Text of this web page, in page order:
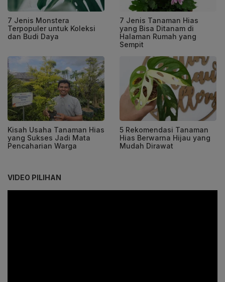
7 Jenis Monstera
Terpopuler untuk Koleksi
dan Budi Daya
7 Jenis Tanaman Hias
yang Bisa Ditanam di
Halaman Rumah yang
Sempit
Kisah Usaha Tanaman Hias
yang Sukses Jadi Mata
Pencaharian Warga
5 Rekomendasi Tanaman
Hias Berwarna Hijau yang
Mudah Dirawat
VIDEO PILIHAN